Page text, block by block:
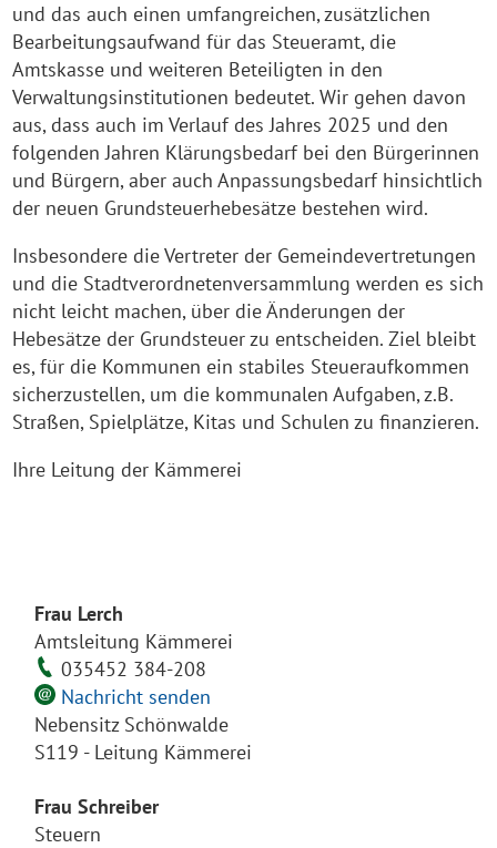
und das auch einen umfangreichen, zusätzlichen
Bearbeitungsaufwand für das Steueramt, die
Amtskasse und weiteren Beteiligten in den
Verwaltungsinstitutionen bedeutet. Wir gehen davon
aus, dass auch im Verlauf des Jahres 2025 und den
folgenden Jahren Klärungsbedarf bei den Bürgerinnen
und Bürgern, aber auch Anpassungsbedarf hinsichtlich
der neuen Grundsteuerhebesätze bestehen wird.
Insbesondere die Vertreter der Gemeindevertretungen
und die Stadtverordnetenversammlung werden es sich
nicht leicht machen, über die Änderungen der
Hebesätze der Grundsteuer zu entscheiden. Ziel bleibt
es, für die Kommunen ein stabiles Steueraufkommen
sicherzustellen, um die kommunalen Aufgaben, z.B.
Straßen, Spielplätze, Kitas und Schulen zu finanzieren.
Ihre Leitung der Kämmerei
Frau Lerch
Amtsleitung Kämmerei
035452 384-208
Nachricht senden
Nebensitz Schönwalde
S119 - Leitung Kämmerei
Frau Schreiber
Steuern